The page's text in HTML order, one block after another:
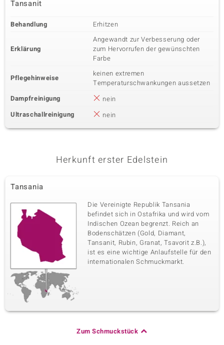
Tansanit
Behandlung Erhitzen
Erklärung
Angewandt zur Verbesserung oder
zum Hervorrufen der gewünschten
Farbe
Pflegehinweise
keinen extremen
Temperaturschwankungen aussetzen
Dampfreinigung
nein
Ultraschallreinigung
nein
Herkunft erster Edelstein
Tansania
Die Vereinigte Republik Tansania
befindet sich in Ostafrika und wird vom
Indischen Ozean begrenzt. Reich an
Bodenschätzen (Gold, Diamant,
Tansanit, Rubin, Granat, Tsavorit z.B.),
ist es eine wichtige Anlaufstelle für den
internationalen Schmuckmarkt.
Zum Schmuckstück